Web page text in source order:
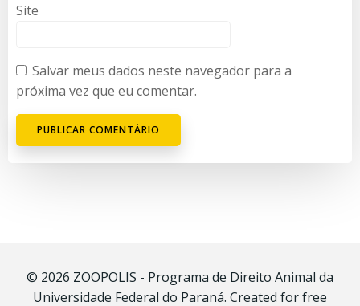
Site
Salvar meus dados neste navegador para a
próxima vez que eu comentar.
© 2026 ZOOPOLIS - Programa de Direito Animal da
Universidade Federal do Paraná. Created for free